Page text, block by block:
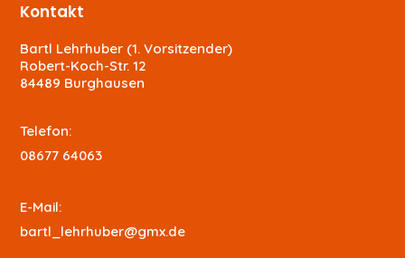
Kontakt
Bartl Lehrhuber (1. Vorsitzender)
Robert-Koch-Str. 12
84489 Burghausen
Telefon:
08677 64063
E-Mail:
bartl_lehrhuber@gmx.de